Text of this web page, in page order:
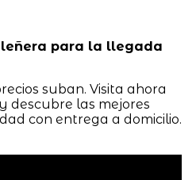
leñera para la llegada
suban. Visita ahora
descubre las mejores
con entrega a domicilio.